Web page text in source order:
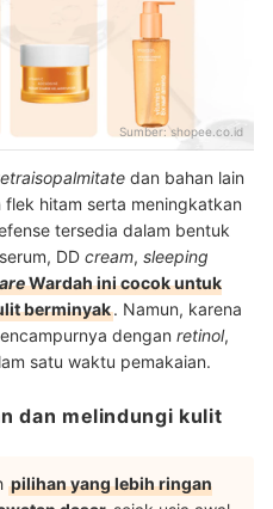
Sumber: shopee.co.id
dan bahan lain
hitam serta meningkatkan
tersedia dalam bentuk
DD cream, sleeping
Wardah ini cocok untuk
berminyak. Namun, karena
dengan retinol,
satu waktu pemakaian.
dan melindungi kulit
pilihan yang lebih ringan